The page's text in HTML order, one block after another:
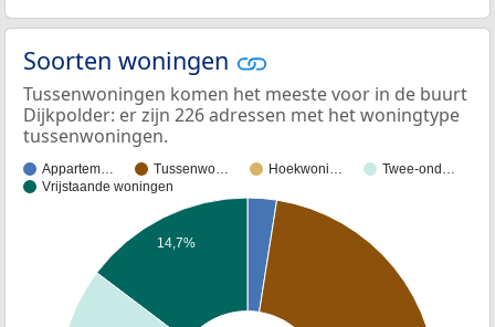
Soorten woningen
Tussenwoningen komen het meeste voor in de buurt
Dijkpolder: er zijn 226 adressen met het woningtype
tussenwoningen.
Appartem… Tussenwo… Hoekwoni…
Twee-ond…
Vrijstaande woningen
14,7%